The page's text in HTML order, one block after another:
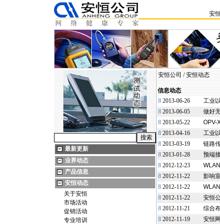
安
最新更新
业界动态
产品信息
安恒动态
关于安恒
市场活动
促销活动
专业培训
安恒公司 /安恒动态
信息动态
8 2013-06-26
工业
8 2013-06-05
做好
8 2013-05-22
OPV-
8 2013-04-16
工业
8 2013-03-19
链路
8 2013-01-28
预端
8 2012-12-23
8 2012-11-22
影响
8 2012-11-22
8 2012-11-22
安恒
8 2012-11-21
综合
8 2012-11-19
安恒